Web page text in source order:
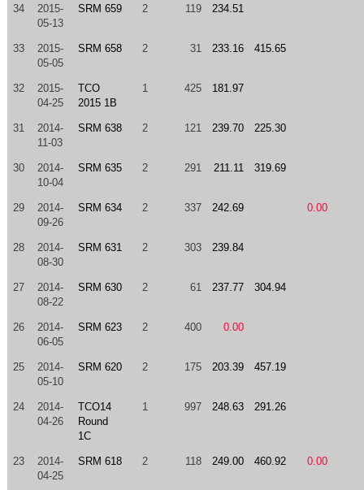
34
2015-
05-13
SRM 659 2 119 234.51
33
2015-
05-05
SRM 658 2 31 233.16 415.65
32
2015-
04-25
TCO
2015 1B
1 425 181.97
31
2014-
11-03
SRM 638 2 121 239.70 225.30
30
2014-
10-04
SRM 635 2 291 211.11 319.69
29
2014-
09-26
SRM 634 2 337 242.69 0.00
28
2014-
08-30
SRM 631 2 303 239.84
27
2014-
08-22
SRM 630 2 61 237.77 304.94
26
2014-
06-05
SRM 623 2 400 0.00
25
2014-
05-10
SRM 620 2 175 203.39 457.19
24
2014-
04-26
TCO14
Round
1C
1 997 248.63 291.26
23
2014-
04-25
SRM 618 2 118 249.00 460.92 0.00